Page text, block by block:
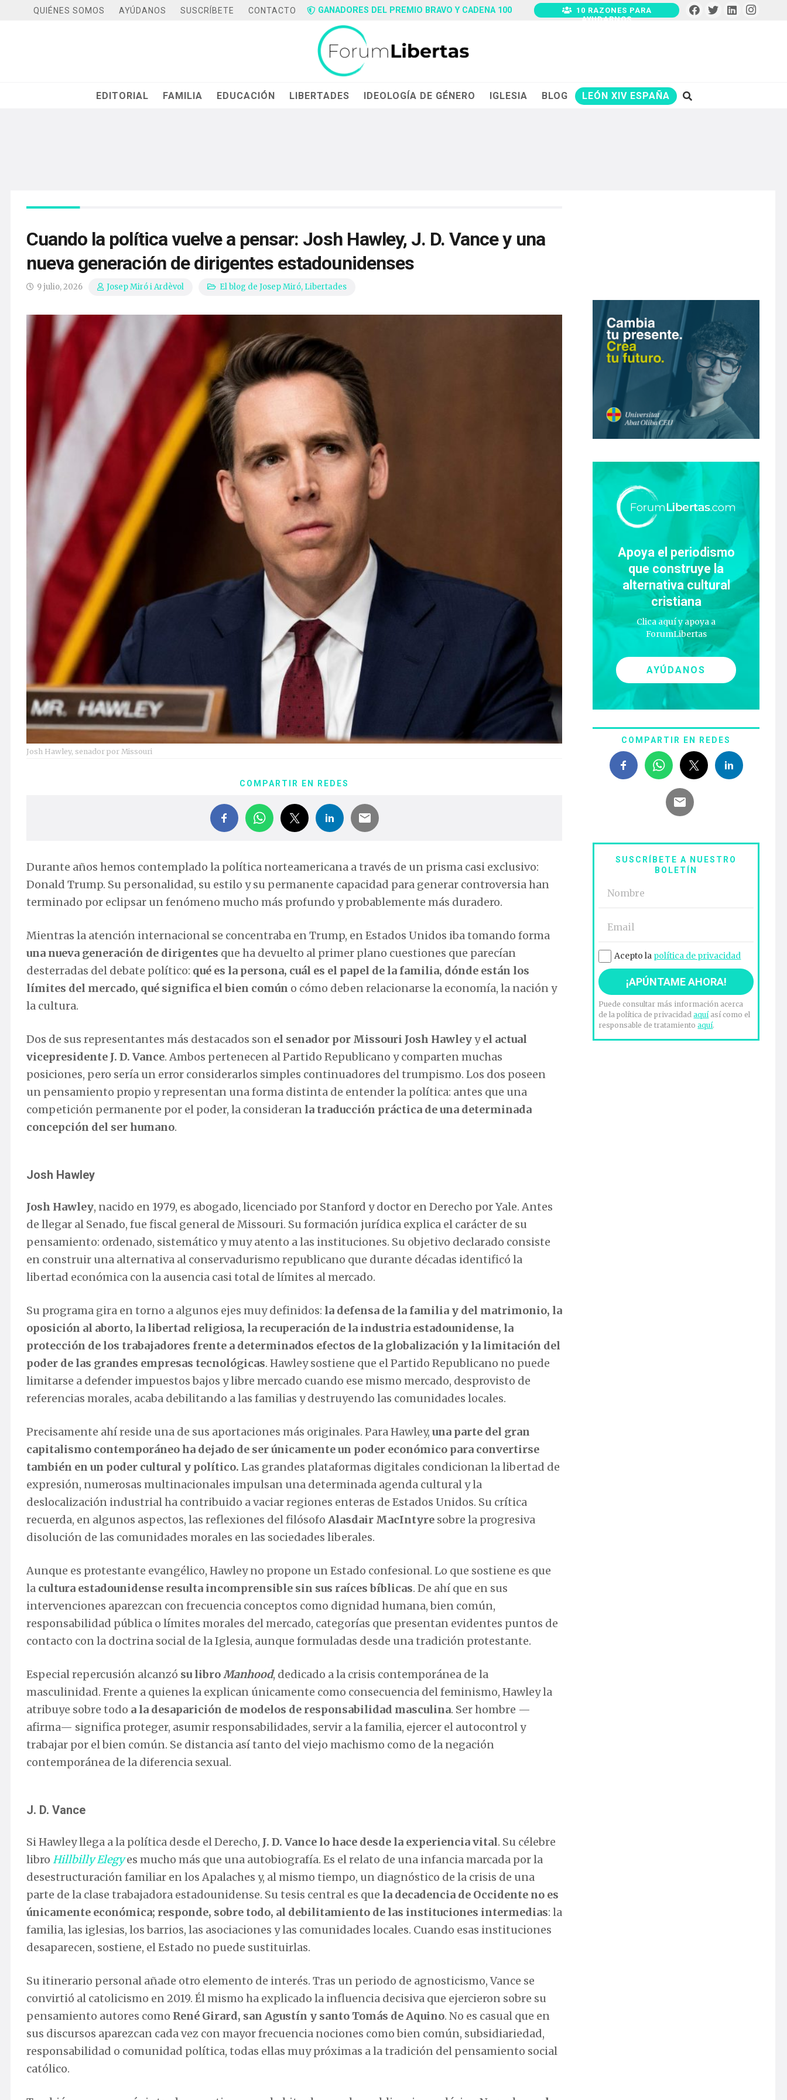
QUIÉNES SOMOS AYÚDANOS SUSCRÍBETE CONTACTO GANADORES DEL PREMIO BRAVO Y CADENA 100
10 RAZONES PARA
AYUDARNOS
EDITORIAL FAMILIA EDUCACIÓN LIBERTADES IDEOLOGÍA DE GÉNERO IGLESIA BLOG LEÓN XIV ESPAÑA
Cuando la política vuelve a pensar: Josh Hawley, J. D. Vance y una
nueva generación de dirigentes estadounidenses
9 julio, 2026 Josep Miró i Ardèvol El blog de Josep Miró, Libertades
Josh Hawley, senador por Missouri
COMPARTIR EN REDES
Durante años hemos contemplado la política norteamericana a través de un prisma casi exclusivo:
Donald Trump. Su personalidad, su estilo y su permanente capacidad para generar controversia han
terminado por eclipsar un fenómeno mucho más profundo y probablemente más duradero.
Mientras la atención internacional se concentraba en Trump, en Estados Unidos iba tomando forma
una nueva generación de dirigentes que ha devuelto al primer plano cuestiones que parecían
desterradas del debate político: qué es la persona, cuál es el papel de la familia, dónde están los
límites del mercado, qué significa el bien común o cómo deben relacionarse la economía, la nación y
la cultura.
Dos de sus representantes más destacados son el senador por Missouri Josh Hawleyyel actual
vicepresidente J. D. Vance. Ambos pertenecen al Partido Republicano y comparten muchas
posiciones, pero sería un error considerarlos simples continuadores del trumpismo. Los dos poseen
un pensamiento propio y representan una forma distinta de entender la política: antes que una
competición permanente por el poder, la consideran la traducción práctica de una determinada
concepción del ser humano.
Josh Hawley
Josh Hawley, nacido en 1979, es abogado, licenciado por Stanford y doctor en Derecho por Yale. Antes
de llegar al Senado, fue fiscal general de Missouri. Su formación jurídica explica el carácter de su
pensamiento: ordenado, sistemático y muy atento a las instituciones. Su objetivo declarado consiste
en construir una alternativa al conservadurismo republicano que durante décadas identificó la
libertad económica con la ausencia casi total de límites al mercado.
Su programa gira en torno a algunos ejes muy definidos: la defensa de la familia y del matrimonio, la
oposición al aborto, la libertad religiosa, la recuperación de la industria estadounidense, la
protección de los trabajadores frente a determinados efectos de la globalización y la limitación del
poder de las grandes empresas tecnológicas. Hawley sostiene que el Partido Republicano no puede
limitarse a defender impuestos bajos y libre mercado cuando ese mismo mercado, desprovisto de
referencias morales, acaba debilitando a las familias y destruyendo las comunidades locales.
Precisamente ahí reside una de sus aportaciones más originales. Para Hawley, una parte del gran
capitalismo contemporáneo ha dejado de ser únicamente un poder económico para convertirse
también en un poder cultural y político. Las grandes plataformas digitales condicionan la libertad de
expresión, numerosas multinacionales impulsan una determinada agenda cultural y la
deslocalización industrial ha contribuido a vaciar regiones enteras de Estados Unidos. Su crítica
recuerda, en algunos aspectos, las reflexiones del filósofo Alasdair MacIntyre sobre la progresiva
disolución de las comunidades morales en las sociedades liberales.
Aunque es protestante evangélico, Hawley no propone un Estado confesional. Lo que sostiene es que
la cultura estadounidense resulta incomprensible sin sus raíces bíblicas. De ahí que en sus
intervenciones aparezcan con frecuencia conceptos como dignidad humana, bien común,
responsabilidad pública o límites morales del mercado, categorías que presentan evidentes puntos de
contacto con la doctrina social de la Iglesia, aunque formuladas desde una tradición protestante.
Especial repercusión alcanzó su libroManhood, dedicado a la crisis contemporánea de la
masculinidad. Frente a quienes la explican únicamente como consecuencia del feminismo, Hawley la
atribuye sobre todo a la desaparición de modelos de responsabilidad masculina. Ser hombre —
afirma— significa proteger, asumir responsabilidades, servir a la familia, ejercer el autocontrol y
trabajar por el bien común. Se distancia así tanto del viejo machismo como de la negación
contemporánea de la diferencia sexual.
J. D. Vance
Si Hawley llega a la política desde el Derecho, J. D. Vance lo hace desde la experiencia vital. Su célebre
libro Hillbilly Elegy es mucho más que una autobiografía. Es el relato de una infancia marcada por la
desestructuración familiar en los Apalaches y, al mismo tiempo, un diagnóstico de la crisis de una
parte de la clase trabajadora estadounidense. Su tesis central es que la decadencia de Occidente no es
únicamente económica; responde, sobre todo, al debilitamiento de las instituciones intermedias: la
familia, las iglesias, los barrios, las asociaciones y las comunidades locales. Cuando esas instituciones
desaparecen, sostiene, el Estado no puede sustituirlas.
Su itinerario personal añade otro elemento de interés. Tras un periodo de agnosticismo, Vance se
convirtió al catolicismo en 2019. Él mismo ha explicado la influencia decisiva que ejercieron sobre su
pensamiento autores como René Girard, san Agustín y santo Tomás de Aquino. No es casual que en
sus discursos aparezcan cada vez con mayor frecuencia nociones como bien común, subsidiariedad,
responsabilidad o comunidad política, todas ellas muy próximas a la tradición del pensamiento social
católico.
Apoya el periodismo
que construye la
alternativa cultural
cristiana
Clica aquí y apoya a
ForumLibertas
AYÚDANOS
COMPARTIR EN REDES
SUSCRÍBETE A NUESTRO
BOLETÍN
Acepto la política de privacidad
Puede consultar más información acerca
de la política de privacidadaquíasí como el
responsable de tratamientoaquí.